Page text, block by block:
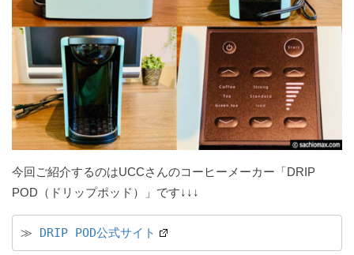
今回ご紹介するのはUCCさんのコーヒーメーカー「DRIP
POD（ドリップポッド）」です↓↓↓
≫ DRIP POD公式サイト